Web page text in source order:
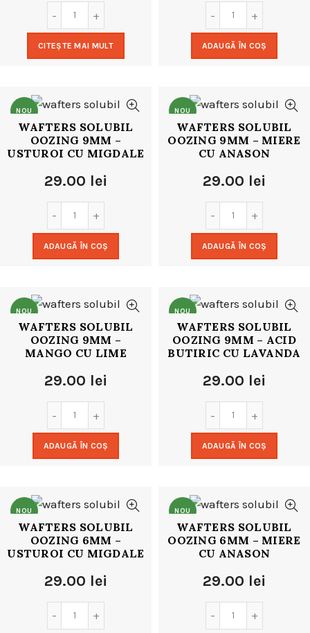
CITEȘTE MAI MULT ADAUGĂ ÎN COȘ
NOU
WAFTERS SOLUBIL
OOZING 9MM –
USTUROI CU MIGDALE
29.00 lei
ADAUGĂ ÎN COȘ
NOU
WAFTERS SOLUBIL
OOZING 9MM – MIERE
CU ANASON
29.00 lei
ADAUGĂ ÎN COȘ
NOU
WAFTERS SOLUBIL
OOZING 9MM –
MANGO CU LIME
29.00 lei
ADAUGĂ ÎN COȘ
NOU
WAFTERS SOLUBIL
OOZING 9MM – ACID
BUTIRIC CU LAVANDA
29.00 lei
ADAUGĂ ÎN COȘ
NOU
WAFTERS SOLUBIL
OOZING 6MM –
USTUROI CU MIGDALE
29.00 lei
NOU
WAFTERS SOLUBIL
OOZING 6MM – MIERE
CU ANASON
29.00 lei